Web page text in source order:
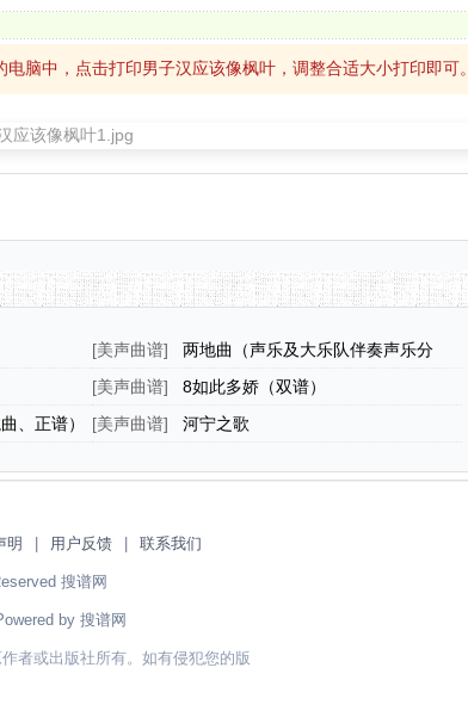
脑中，点击打印男子汉应该像枫叶，调整合适大小打印即可。
[美声曲谱]
两地曲（声乐及大乐队伴奏声乐分
谱、G调五线谱）
[美声曲谱]
8如此多娇（双谱）
、正谱） [美声曲谱] 河宁之歌
明 用户反馈 联系我们
搜谱网
by 搜谱网
者或出版社所有。如有侵犯您的版